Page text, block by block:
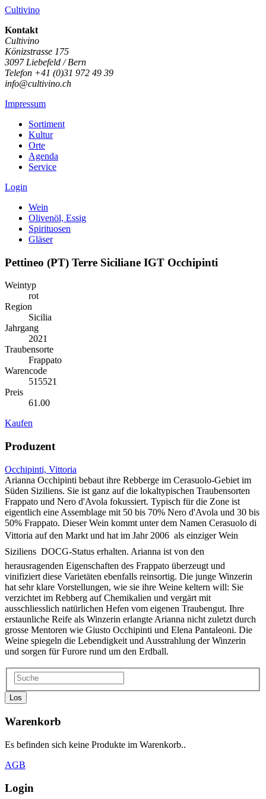
Cultivino
Kontakt
Cultivino
Könizstrasse 175
3097 Liebefeld / Bern
Telefon +41 (0)31 972 49 39
info@cultivino.ch
Impressum
Sortiment
Kultur
Orte
Agenda
Service
Login
Wein
Olivenöl, Essig
Spirituosen
Gläser
Pettineo (PT) Terre Siciliane IGT Occhipinti
Weintyp
rot
Region
Sicilia
Jahrgang
2021
Traubensorte
Frappato
Warencode
515521
Preis
61.00
Kaufen
Produzent
Occhipinti, Vittoria
Arianna Occhipinti bebaut ihre Rebberge im Cerasuolo-Gebiet im
Süden Siziliens. Sie ist ganz auf die lokaltypischen Traubensorten
Frappato und Nero d'Avola fokussiert. Typisch für die Zone ist
eigentlich eine Assemblage mit 50 bis 70% Nero d'Avola und 30 bis
50% Frappato. Dieser Wein kommt unter dem Namen Cerasuolo di
Vittoria auf den Markt und hat im Jahr 2006  als einziger Wein
Siziliens  DOCG-Status erhalten. Arianna ist von den
herausragenden Eigenschaften des Frappato überzeugt und
vinifiziert diese Varietäten ebenfalls reinsortig. Die junge Winzerin
hat sehr klare Vorstellungen, wie sie ihre Weine keltern will: Sie
verzichtet im Rebberg auf Chemikalien und vergärt mit
ausschliesslich natürlichen Hefen vom eigenen Traubengut. Ihre
erstaunliche Reife als Winzerin erlangte Arianna nicht zuletzt durch
grosse Mentoren wie Giusto Occhipinti und Elena Pantaleoni. Die
Weine spiegeln die Lebendigkeit und Ausstrahlung der Winzerin
und sorgen für Furore rund um den Erdball.
Los
Warenkorb
Es befinden sich keine Produkte im Warenkorb..
AGB
Login